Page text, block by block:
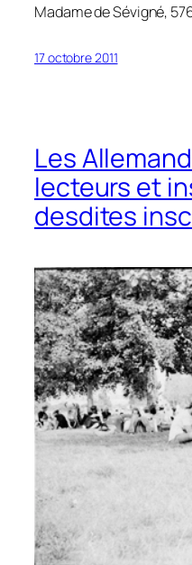
Madame de Sévigné,
17 octobre 2011
Les
lecteurs et
desdites